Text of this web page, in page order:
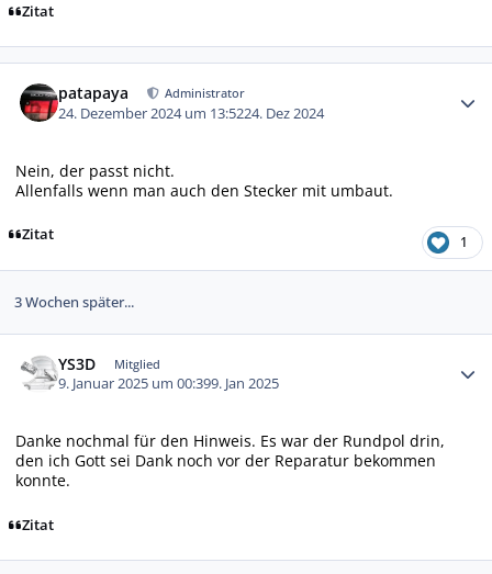
Zitat
patapaya Administrator
24. Dezember 2024 um 13:5224. Dez 2024
Nein, der passt nicht.
Allenfalls wenn man auch den Stecker mit umbaut.
Zitat 1
3 Wochen später...
YS3D Mitglied
9. Januar 2025 um 00:399. Jan 2025
Danke nochmal für den Hinweis. Es war der Rundpol drin,
den ich Gott sei Dank noch vor der Reparatur bekommen
konnte.
Zitat